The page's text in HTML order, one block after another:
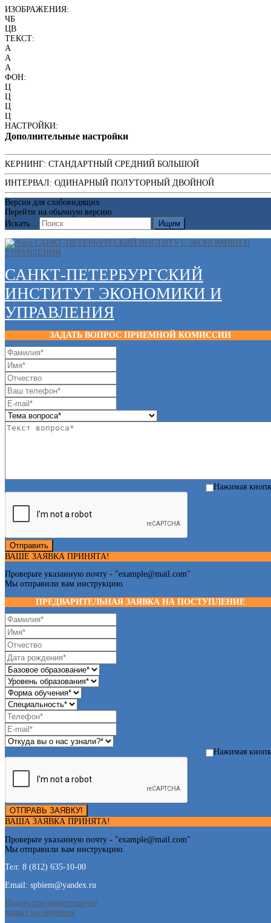
ИЗОБРАЖЕНИЯ:
ЧБ
ЦВ
ТЕКСТ:
A
A
A
ФОН:
Ц
Ц
Ц
Ц
НАСТРОЙКИ:
Дополнительные настройки
КЕРНИНГ: СТАНДАРТНЫЙ СРЕДНИЙ БОЛЬШОЙ
ИНТЕРВАЛ: ОДИНАРНЫЙ ПОЛУТОРНЫЙ ДВОЙНОЙ
Версия для слабовидящих
Перейти на обычную версию
Искать...
Ищем
САНКТ-ПЕТЕРБУРГСКИЙ
ИНСТИТУТ ЭКОНОМИКИ И
УПРАВЛЕНИЯ
ЗАДАТЬ ВОПРОС ПРИЕМНОЙ КОМИССИИ
Нажимая
Отправить
ВАШЕ ЗАЯВКА ПРИНЯТА!
Проверьте указанную почту - "example@mail.com"
Мы отправили вам инструкцию.
ПРЕДВАРИТЕЛЬНАЯ ЗАЯВКА НА ПОСТУПЛЕНИЕ
Нажимая
ОТПРАВЬ ЗАЯВКУ!
ВАША ЗАЯВКА ПРИНЯТА!
Проверьте указанную почту - "example@mail.com"
Мы отправили вам инструкцию.
Тел: 8 (812) 635-10-00
Email: spbiem@yandex.ru
Подать предварительную
заявку на обучение